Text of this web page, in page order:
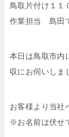
鳥取片付け１１
作業担当 島田
本日は鳥取市内
収にお伺いしま
お客様より当社
※お名前は伏せ